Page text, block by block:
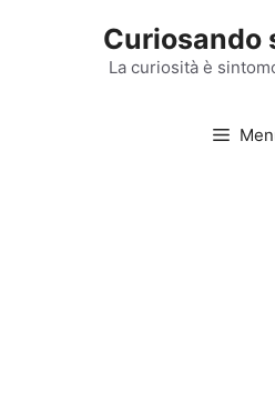
Curiosando
La curiosità è